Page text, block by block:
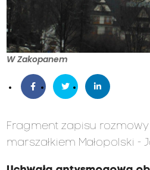
W Zakopanem
Fragment zapisu rozmowy
marszałkiem Małopolski -